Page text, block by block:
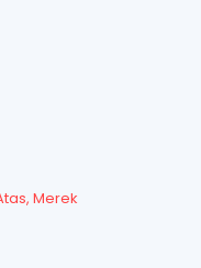
Merek